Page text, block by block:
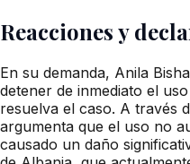
Reacciones y
En su demanda, Anila
detener de inmediato el
resuelva el caso. A través
argumenta que el uso no
causado un daño